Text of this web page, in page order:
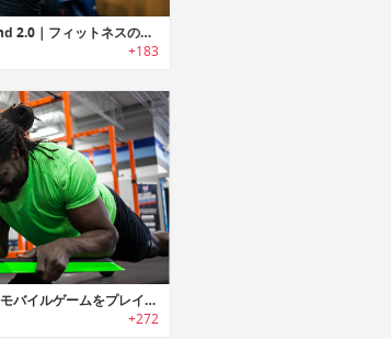
PUSH Band 2.0｜フィットネスの強度を測定し、数値化するウェアラブルバンド「プッシュバンド2.0」
+183
Stealth｜モバイルゲームをプレイ中に体幹トレーニング可能なコアトレーナー「ステルス」
+272